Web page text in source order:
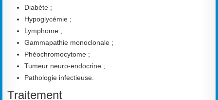
Diabète ;
Hypoglycémie ;
Lymphome ;
Gammapathie monoclonale ;
Phéochromocytome ;
Tumeur neuro-endocrine ;
Pathologie infectieuse.
Traitement